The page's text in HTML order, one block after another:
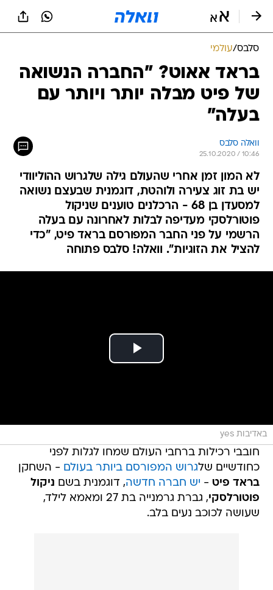
סלבס/עולמי
בראד אאוט? "החברה הנשואה
של פיט מבלה יותר ויותר עם
בעלה"
וואלה סלבס
25.10.2020 / 10:46
לא המון זמן אחרי שהעולם גילה שלגרוש ההוליוודי
יש בת זוג צעירה ולוהטת, דוגמנית שבעצם נשואה
למסעדן בן 68 - הרכלנים טוענים שניקול
פוטורלסקי מעדיפה לבלות לאחרונה עם בעלה
הרשמי על פני החבר המפורסם בראד פיט, "כדי
להציל את הזוגיות". וואלה! סלבס פתוחה
באדיבות yes
חובבי רכילות ברחבי העולם שמחו לגלות לפני
כחודשיים שלגרוש המפורסם ביותר בעולם - השחקן
בראד פיט - יש חברה חדשה, דוגמנית בשם ניקול
פוטורלסקי
, גברת גרמנייה בת 27 ומאמא לילד,
שעושה לכוכב נעים בלב.